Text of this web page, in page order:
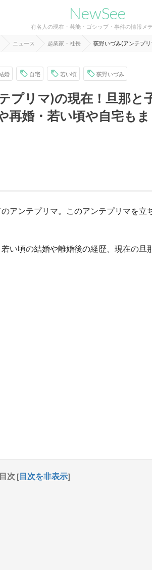
NewSee
有名人の現在・芸能・ゴシップ・事件の情報メ
ニュース 起業家・社長 荻野いづみ(アンテプ
婚 自宅 若い頃 荻野いづみ
プリマ)の現在！旦那と
再婚・若い頃や自宅も
アンテプリマ。このアンテプリマを立
い頃の結婚や離婚後の経歴、現在の旦
次 [目次を非表示]